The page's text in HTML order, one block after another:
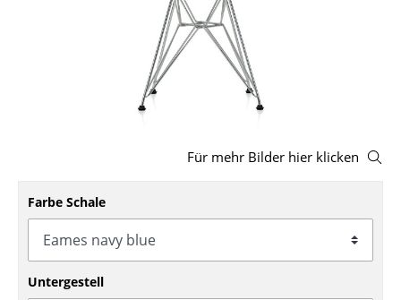
Schaukelstühle
Bürodrehstühle
Konferenzstühle
Für mehr Bilder hier klicken
Farbe Schale
Untergestell